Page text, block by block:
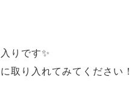
りです✨
取り入れてみてください！